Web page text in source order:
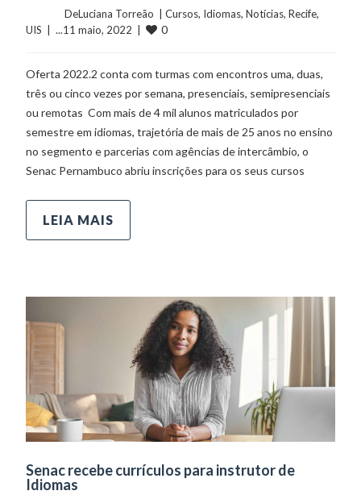
	    	DeLuciana Torreão  |
Cursos, Idiomas, Notícias, Recife
UIS
  |  ...11 maio, 2022  |
0
Oferta 2022.2 conta com turmas com encontros uma, duas,
três ou cinco vezes por semana, presenciais, semipresenciais
ou remotas Com mais de 4 mil alunos matriculados por
semestre em idiomas, trajetória de mais de 25 anos no ensino
no segmento e parcerias com agências de intercâmbio, o
Senac Pernambuco abriu inscrições para os seus cursos
LEIA MAIS
Senac recebe currículos para instrutor de
Idiomas